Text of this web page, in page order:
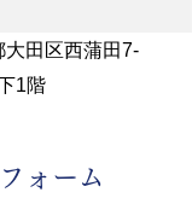
大田区西蒲田7-
1階
ォーム